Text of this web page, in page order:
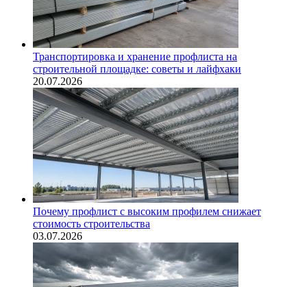
Транспортировка и хранение профлиста на
строительной площадке: советы и лайфхаки
20.07.2026
Почему профлист с высоким профилем снижает
стоимость строительства
03.07.2026